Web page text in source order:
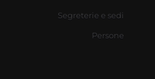
Segreterie e sedi
Persone